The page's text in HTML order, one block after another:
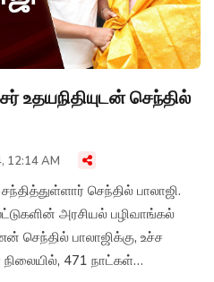
உதயநிதியுடன் செந்தில்
12:14 AM
செந்தில் பாலாஜி.
அரசியல் பழிவாங்கல்
செந்தில் பாலாஜிக்கு, உச்ச
471 நாட்கள்